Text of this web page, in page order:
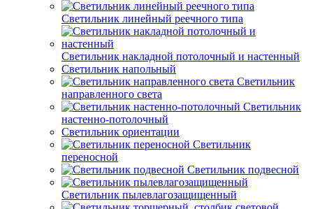
Светильник линейный реечного типа
Светильник накладной потолочный и настенный
Светильник напольный
Светильник
направленного света
Светильник
настенно-потолочный
Светильник ориентации
Светильник
переносной
Светильник подвесной
Светильник пылевлагозащищенный